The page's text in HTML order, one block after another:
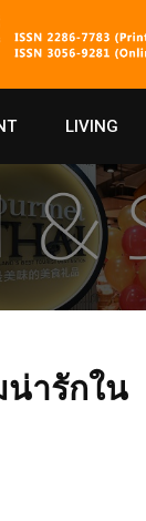
LIVING
น่ารักใน